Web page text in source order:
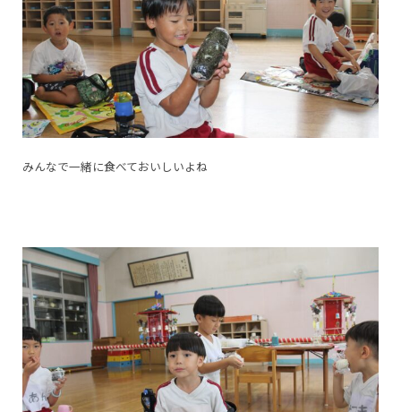
みんなで一緒に食べておいしいよね